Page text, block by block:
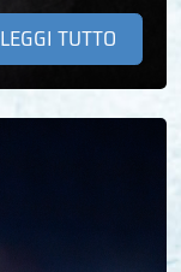
LEGGI TUTTO